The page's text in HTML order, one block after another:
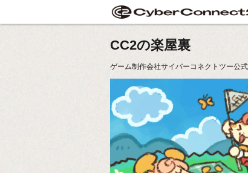
CC2の楽屋裏
ゲーム制作会社サイバーコネクトツー公